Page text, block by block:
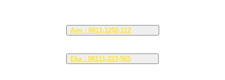
Ayu : 0811-1202-112
Eka : 08111-223-565